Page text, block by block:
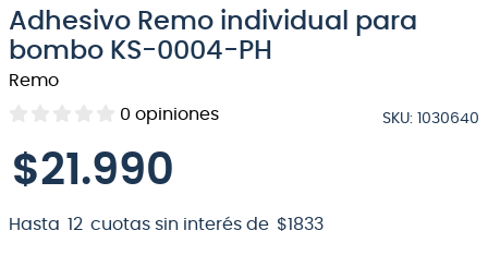
Adhesivo Remo individual para
bombo KS-0004-PH
Remo
0 opiniones SKU: 1030640
$21 .990
Hasta 12 cuotas sin interés de $1833
5.
pioneerdj
6.
guitarra
7
9 .
micrófono